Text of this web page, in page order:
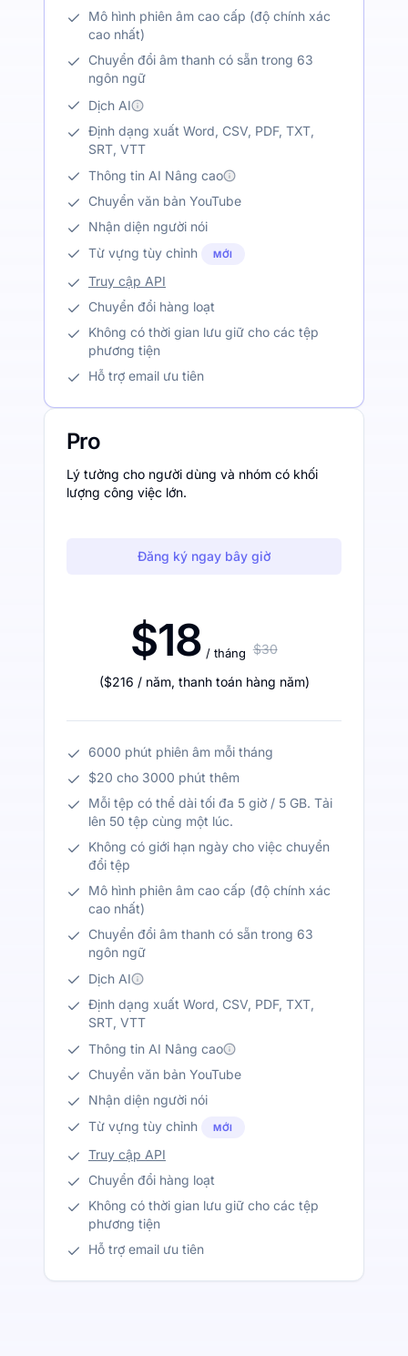
Mô hình phiên âm cao cấp (độ chính xác
cao nhất)
Chuyển đổi âm thanh có sẵn trong 63
ngôn ngữ
Dịch AI
Định dạng xuất Word, CSV, PDF, TXT,
SRT, VTT
Thông tin AI Nâng cao
Chuyển văn bản YouTube
Nhận diện người nói
Từ vựng tùy chỉnh
MỚI
Truy cập API
Chuyển đổi hàng loạt
Không có thời gian lưu giữ cho các tệp
phương tiện
Hỗ trợ email ưu tiên
Pro
Lý tưởng cho người dùng và nhóm có khối
lượng công việc lớn.
Đăng ký ngay bây giờ
$18 / tháng $30
($216 / năm, thanh toán hàng năm)
6000 phút phiên âm mỗi tháng
$20 cho 3000 phút thêm
Mỗi tệp có thể dài tối đa 5 giờ / 5 GB. Tải
lên 50 tệp cùng một lúc.
Không có giới hạn ngày cho việc chuyển
đổi tệp
Mô hình phiên âm cao cấp (độ chính xác
cao nhất)
Chuyển đổi âm thanh có sẵn trong 63
ngôn ngữ
Dịch AI
Định dạng xuất Word, CSV, PDF, TXT,
SRT, VTT
Thông tin AI Nâng cao
Chuyển văn bản YouTube
Nhận diện người nói
Từ vựng tùy chỉnh
MỚI
Truy cập API
Chuyển đổi hàng loạt
Không có thời gian lưu giữ cho các tệp
phương tiện
Hỗ trợ email ưu tiên